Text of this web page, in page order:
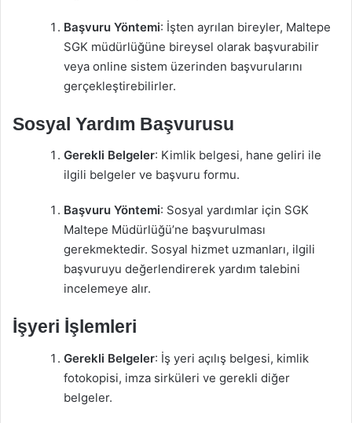
Başvuru Yöntemi: İşten ayrılan bireyler, Maltepe
SGK müdürlüğüne bireysel olarak başvurabilir
veya online sistem üzerinden başvurularını
gerçekleştirebilirler.
Sosyal Yardım Başvurusu
Gerekli Belgeler: Kimlik belgesi, hane geliri ile
ilgili belgeler ve başvuru formu.
Başvuru Yöntemi: Sosyal yardımlar için SGK
Maltepe Müdürlüğü’ne başvurulması
gerekmektedir. Sosyal hizmet uzmanları, ilgili
başvuruyu değerlendirerek yardım talebini
incelemeye alır.
İşyeri İşlemleri
Gerekli Belgeler: İş yeri açılış belgesi, kimlik
fotokopisi, imza sirküleri ve gerekli diğer
belgeler.